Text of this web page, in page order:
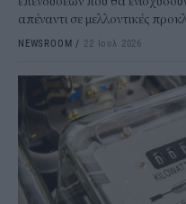
απέναντι σε μελλοντικές
NEWSROOM / 22 Ιουλ 2026